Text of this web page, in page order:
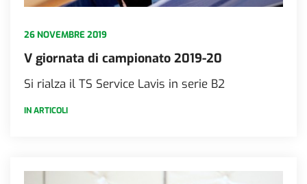
26 NOVEMBRE 2019
V giornata di campionato 2019-20
Si rialza il TS Service Lavis in serie B2
IN ARTICOLI